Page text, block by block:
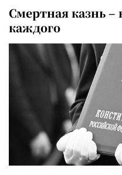
Смертная казнь –
каждого